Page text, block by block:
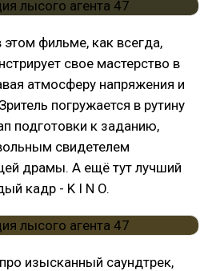
фильме, как всегда,
свое мастерство в
атмосферу напряжения и
погружается в рутину
подготовки к заданию,
свидетелем
драмы. А ещё тут лучший
кадр - K I N O.
изысканный саундтрек,